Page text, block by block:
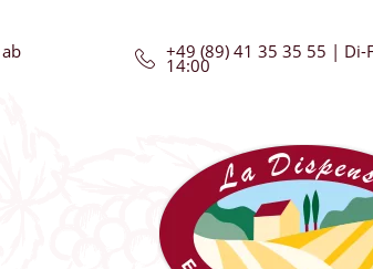
+49 (89) 41 35 35 55 |
14:00